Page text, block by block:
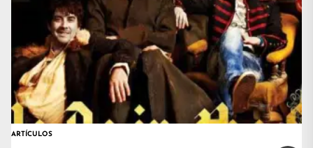
ARTÍCULOS